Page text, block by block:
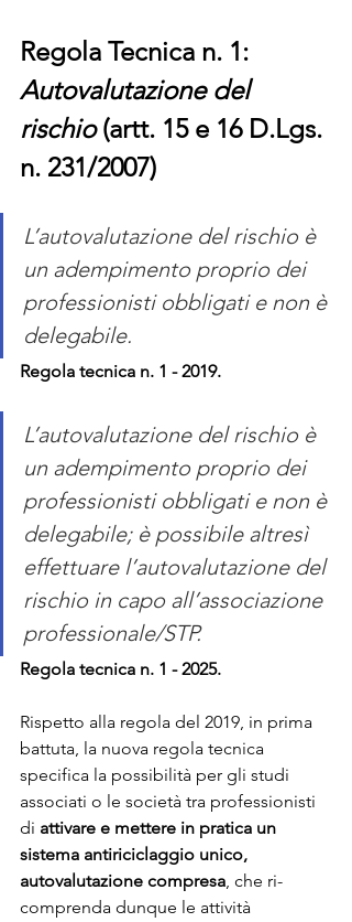
Regola Tecnica n. 1:
Autovalutazione del
rischio (artt. 15 e 16 D.Lgs.
n. 231/2007)
L’autovalutazione del rischio è
un adempimento proprio dei
professionisti obbligati e non è
delegabile.
Regola tecnica n. 1 - 2019.
L’autovalutazione del rischio è
un adempimento proprio dei
professionisti obbligati e non è
delegabile; è possibile altresì
effettuare l’autovalutazione del
rischio in capo all’associazione
professionale/STP.
Regola tecnica n. 1 - 2025.
Rispetto alla regola del 2019, in prima
battuta, la nuova regola tecnica
specifica la possibilità per gli studi
associati o le società tra professionisti
di attivare e mettere in pratica un
sistema antiriciclaggio unico,
autovalutazione compresa, che ri-
comprenda dunque le attività